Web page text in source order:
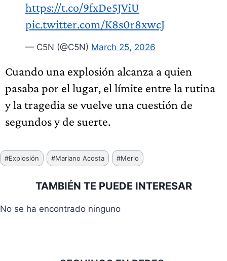
https://t.co/9fxDe5JViU
pic.twitter.com/K8s0r8xwcJ
— C5N (@C5N) March 25, 2026
Cuando una explosión alcanza a quien
pasaba por el lugar, el límite entre la rutina
y la tragedia se vuelve una cuestión de
segundos y de suerte.
Etiquetas
de
#Explosión #Mariano Acosta #Merlo
TAMBIÉN TE PUEDE INTERESAR
No se ha encontrado ninguno